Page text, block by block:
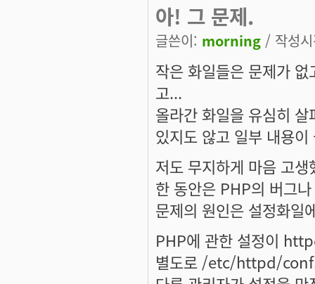
아! 그 문제.
글쓴이: morning / 작성
작은 화일들은 문제가
고...
올라간 화일을 유심히
있지도 않고 일부 내용
저도 무지하게 마음 고생
한 동안은 PHP의 버그
문제의 원인은 설정화일
PHP에 관한 설정이
별도로 /etc/httpd/